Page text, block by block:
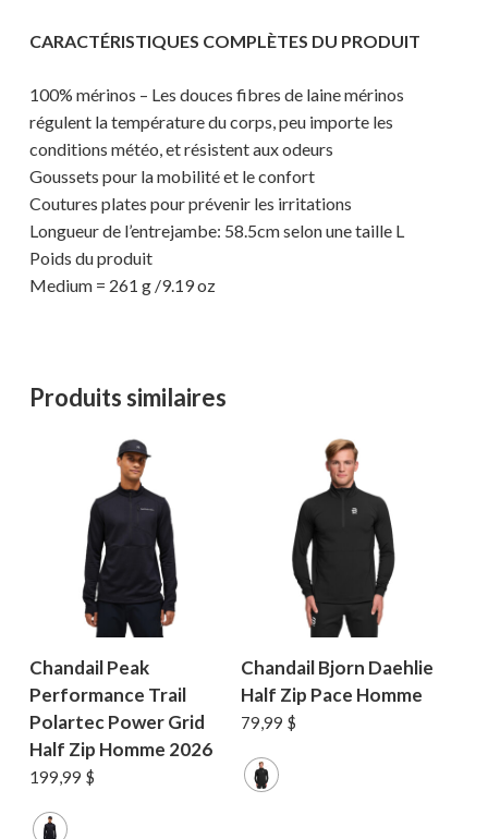
Votre panier est vide.
CARACTÉRISTIQUES COMPLÈTES DU PRODUIT
100% mérinos – Les douces fibres de laine mérinos
régulent la température du corps, peu importe les
conditions météo, et résistent aux odeurs
Goussets pour la mobilité et le confort
Coutures plates pour prévenir les irritations
Longueur de l’entrejambe: 58.5cm selon une taille L
Poids du produit
Medium = 261 g /9.19 oz
Produits similaires
Chandail Peak
Performance Trail
Polartec Power Grid
Half Zip Homme 2026
199,99 $
Chandail Bjorn Daehlie
Half Zip Pace Homme
79,99 $